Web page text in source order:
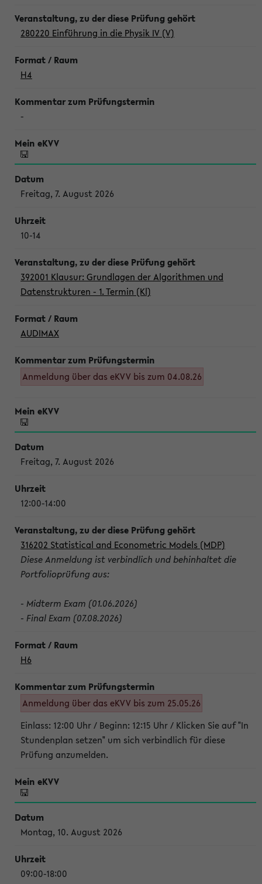
280220 Einführung in die Physik IV (V)
H4
-
Freitag, 7. August 2026
10-14
392001 Klausur: Grundlagen der Algorithmen und
Datenstrukturen - 1. Termin (Kl)
AUDIMAX
Anmeldung über das eKVV bis zum 04.08.26
Freitag, 7. August 2026
12:00-14:00
316202 Statistical and Econometric Models (MDP)
Diese Anmeldung ist verbindlich und behinhaltet die
Portfolioprüfung aus:
- Midterm Exam (01.06.2026)
- Final Exam (07.08.2026)
H6
Anmeldung über das eKVV bis zum 25.05.26
Einlass: 12:00 Uhr / Beginn: 12:15 Uhr / Klicken Sie auf "In
Stundenplan setzen" um sich verbindlich für diese
Prüfung anzumelden.
Montag, 10. August 2026
09:00-18:00